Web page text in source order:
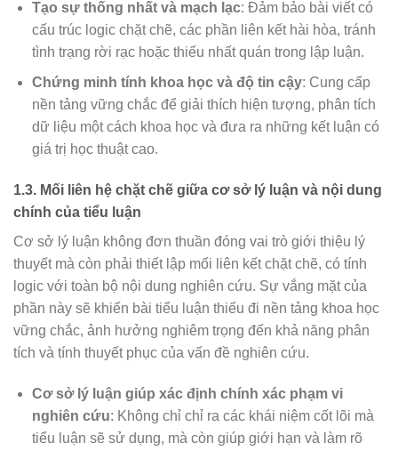
Tạo sự thống nhất và mạch lạc: Đảm bảo bài viết có
cấu trúc logic chặt chẽ, các phần liên kết hài hòa, tránh
tình trạng rời rạc hoặc thiếu nhất quán trong lập luận.
Chứng minh tính khoa học và độ tin cậy: Cung cấp
nền tảng vững chắc để giải thích hiện tượng, phân tích
dữ liệu một cách khoa học và đưa ra những kết luận có
giá trị học thuật cao.
1.3. Mối liên hệ chặt chẽ giữa cơ sở lý luận và nội dung
chính của tiểu luận
Cơ sở lý luận không đơn thuần đóng vai trò giới thiệu lý
thuyết mà còn phải thiết lập mối liên kết chặt chẽ, có tính
logic với toàn bộ nội dung nghiên cứu. Sự vắng mặt của
phần này sẽ khiến bài tiểu luận thiếu đi nền tảng khoa học
vững chắc, ảnh hưởng nghiêm trọng đến khả năng phân
tích và tính thuyết phục của vấn đề nghiên cứu.
Cơ sở lý luận giúp xác định chính xác phạm vi
nghiên cứu: Không chỉ chỉ ra các khái niệm cốt lõi mà
tiểu luận sẽ sử dụng, mà còn giúp giới hạn và làm rõ